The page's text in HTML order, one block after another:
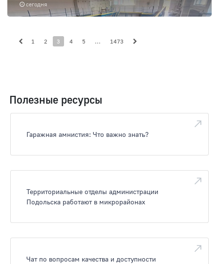
сегодня
1 2 3 4 5 ... 1473
Полезные ресурсы
Гаражная амнистия: Что важно знать?
Территориальные отделы администрации
Подольска работают в микрорайонах
Чат по вопросам качества и доступности